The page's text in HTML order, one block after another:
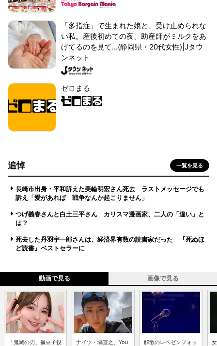
「多指症」で生まれた娘と、受け止められな
い私。産後初めての夜、助産師がミルクをあ
げてるのを見て...(静岡県・20代女性)|Jタウ
ンネット
ゼロまる
追悼 一覧を見る
長崎市出身・平和訴えた美輪明宏さん死去 ラストメッセージでも
訴え「愛があれば 戦争なんか起こりません」
つげ義春さんと白土三平さん カリスマ漫画家、二人の「違い」と
は？
死去した丹羽宇一郎さんは、経済界有数の読書家だった 『死ぬほ
ど読書』ベストセラーに
動画で見る 画像で見る
「鬼滅の刃」禰豆子役
ナイツ・塙宣之、You
解散のレペゼンフォッ